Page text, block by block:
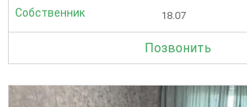
Собственник 18.07
Позвонить